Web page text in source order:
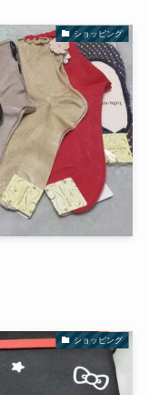
ショッピング
ショッピング